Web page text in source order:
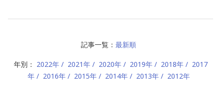
記事一覧： 最新順
年別： 2022年 2021年 2020年 2019年 2018年
2017
年
2016年 2015年 2014年 2013年 2012年